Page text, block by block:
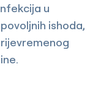
u
ishoda,